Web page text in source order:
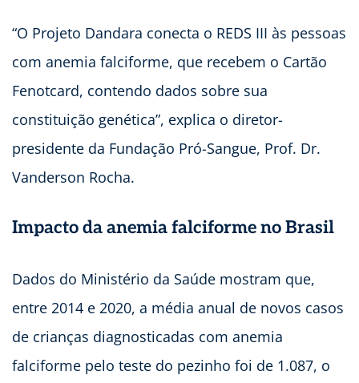
“O Projeto Dandara conecta o REDS III às pessoas
com anemia falciforme, que recebem o Cartão
Fenotcard, contendo dados sobre sua
constituição genética”, explica o diretor-
presidente da Fundação Pró-Sangue, Prof. Dr.
Vanderson Rocha.
Impacto da anemia falciforme no Brasil
Dados do Ministério da Saúde mostram que,
entre 2014 e 2020, a média anual de novos casos
de crianças diagnosticadas com anemia
falciforme pelo teste do pezinho foi de 1.087, o